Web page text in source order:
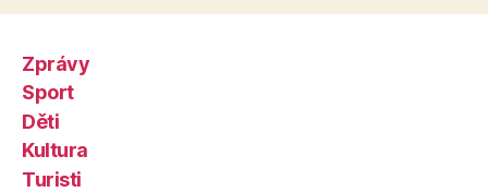
Zprávy
Sport
Děti
Kultura
Turisti